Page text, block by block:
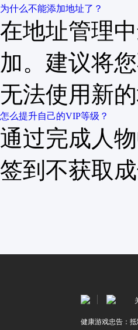
为什么不能添加地址了？
在地址管理
加。建议将
无法使用新
怎么提升自己的VIP等级？
通过完成人
签到不获取成
健康游戏忠告：